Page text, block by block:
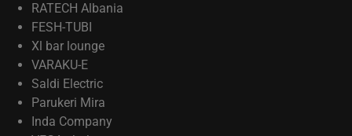
RATECH Albania
FESH-TUBI
Xl bar lounge
VARAKU-E
Saldi Electric
Parukeri Mira
Inda Company